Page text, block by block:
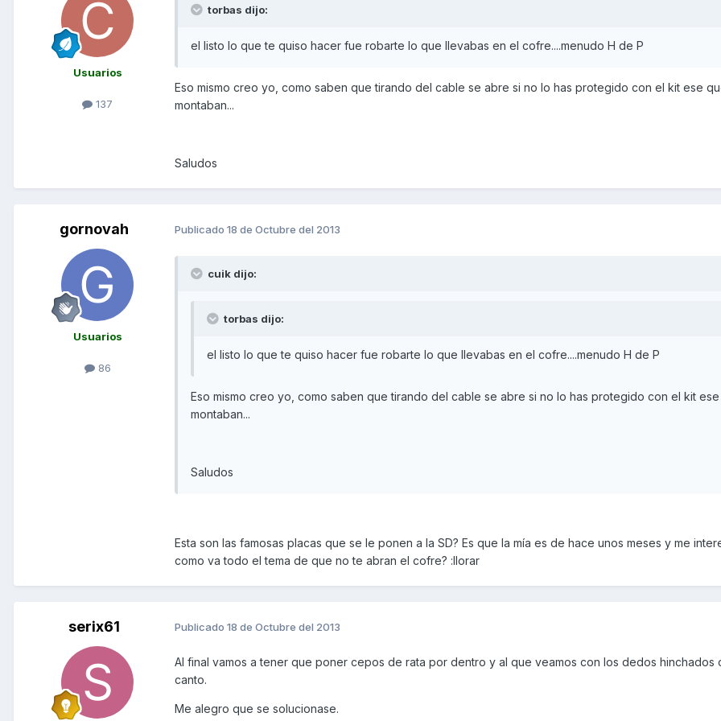
Usuarios
137
torbas dijo:
el listo lo que te quiso hacer fue robarte lo que llevabas en el cofre....menudo H de P
Eso mismo creo yo, como saben que tirando del cable se abre si no lo has protegido con el kit ese
montaban...
Saludos
gornovah
Usuarios
86
Publicado 18 de Octubre del 2013
cuik dijo:
torbas dijo:
el listo lo que te quiso hacer fue robarte lo que llevabas en el cofre....menudo H de P
Eso mismo creo yo, como saben que tirando del cable se abre si no lo has protegido con el kit
montaban...
Saludos
Esta son las famosas placas que se le ponen a la SD? Es que la mía es de hace unos meses y me
como va todo el tema de que no te abran el cofre? :llorar
serix61 Publicado 18 de Octubre del 2013
Al final vamos a tener que poner cepos de rata por dentro y al que veamos con los dedos hinchados
canto.
Me alegro que se solucionase.